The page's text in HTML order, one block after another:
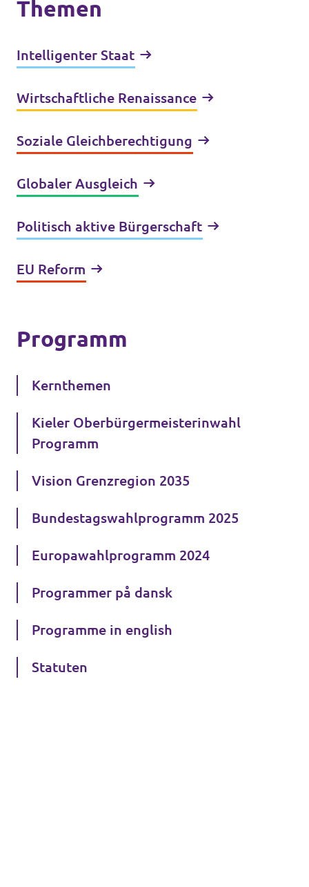
Themen
Intelligenter Staat
Wirtschaftliche Renaissance
Soziale Gleichberechtigung
Globaler Ausgleich
Politisch aktive Bürgerschaft
EU Reform
Programm
Kernthemen
Kieler Oberbürgermeisterinwahl
Programm
Vision Grenzregion 2035
Bundestagswahlprogramm 2025
Europawahlprogramm 2024
Programmer på dansk
Programme in english
Statuten